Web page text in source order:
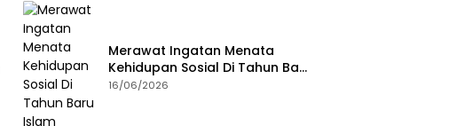
Merawat Ingatan Menata
Kehidupan Sosial Di Tahun Baru
Islam
16/06/2026